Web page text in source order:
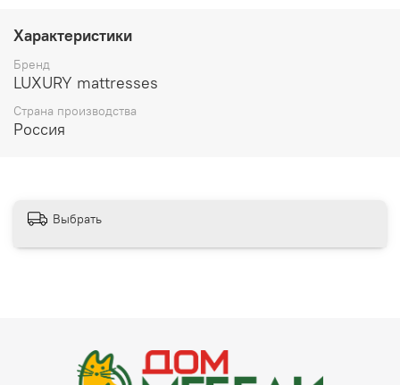
Характеристики
Бренд
LUXURY mattresses
Страна производства
Россия
Выбрать